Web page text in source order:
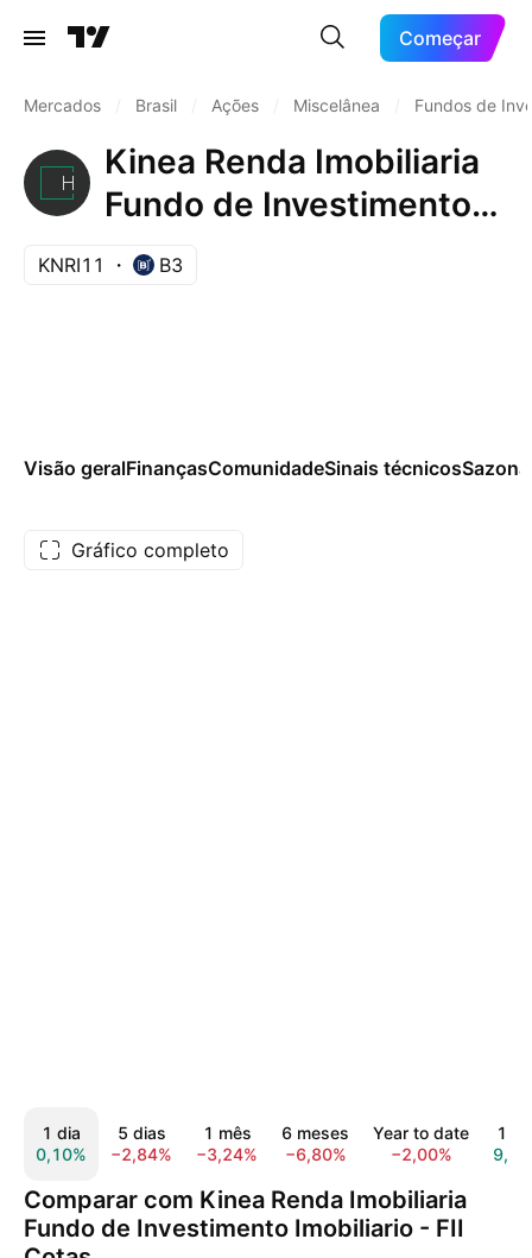
Começar
Mercados Brasil Ações Miscelânea Fundos de
Kinea Renda Imobiliaria
Fundo de Investimento
Imobiliario - FII Cotas
KNRI11 B3
Visão geralFinançasComunidadeSinais técnicos
Gráfico completo
1 dia
0,10%
5 dias
−2,84%
1 mês
−3,24%
6 meses
−6,80%
Year to date
−2,00%
1
Comparar com Kinea Renda Imobiliaria
Fundo de Investimento Imobiliario - FII